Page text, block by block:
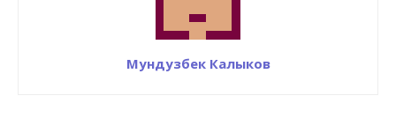
Мундузбек Калыков